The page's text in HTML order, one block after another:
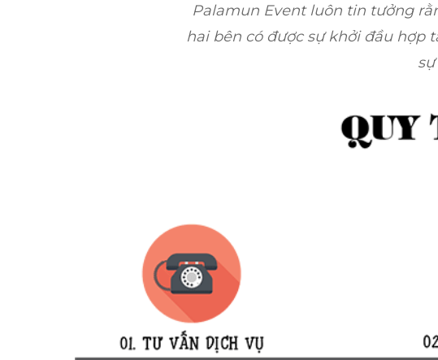
Palamun Event luôn tin tưởng
hai bên có được sự khởi đầu hợp